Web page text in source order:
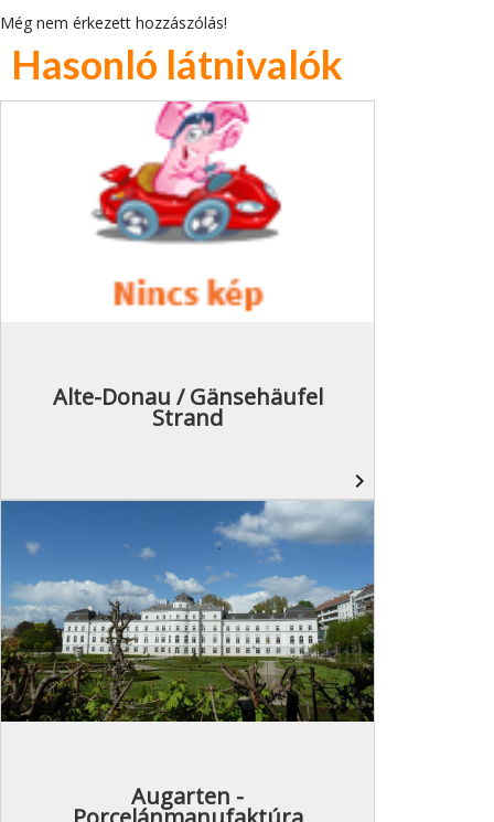
Még nem érkezett hozzászólás!
Hasonló látnivalók
Alte-Donau / Gänsehäufel
Strand
navigate_next
Augarten -